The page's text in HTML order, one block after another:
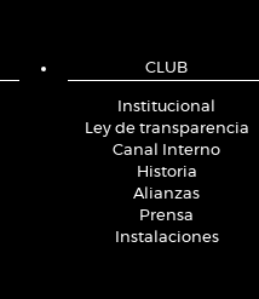
CLUB
Institucional
Ley de transparencia
Canal Interno
Historia
Alianzas
Prensa
Instalaciones